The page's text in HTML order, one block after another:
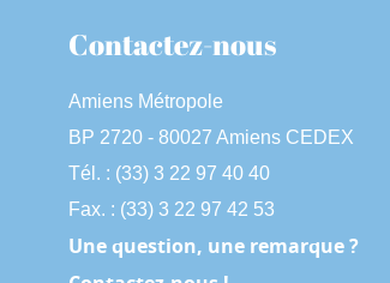
Contactez-nous
Amiens Métropole
BP 2720 - 80027 Amiens CEDEX
Tél. : (33) 3 22 97 40 40
Fax. : (33) 3 22 97 42 53
Une question, une remarque ?